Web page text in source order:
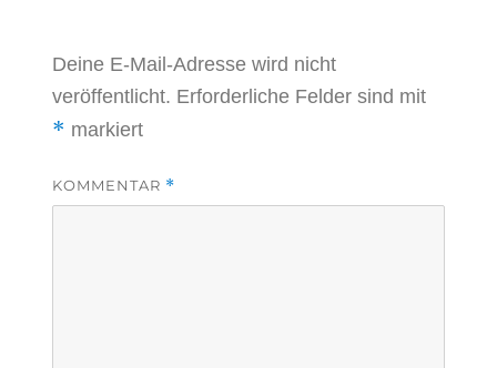
Deine E-Mail-Adresse wird nicht
veröffentlicht. Erforderliche Felder sind mit
* markiert
KOMMENTAR *